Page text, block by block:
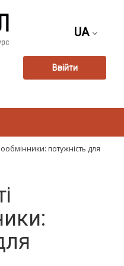
UA
Ввійти
потужність для